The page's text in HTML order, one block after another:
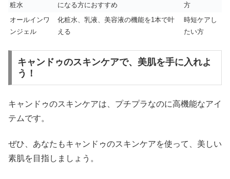
粧水
になる方におすすめ
方
オールインワ
ンジェル
化粧水、乳液、美容液の機能を1本で叶
える
時短ケアし
たい方
キャンドゥのスキンケアで、美肌を手に入れよ
う！
キャンドゥのスキンケアは、プチプラなのに高機能なアイ
テムです。
ぜひ、あなたもキャンドゥのスキンケアを使って、美しい
素肌を目指しましょう。